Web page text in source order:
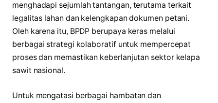
menghadapi sejumlah tantangan, terutama terkait
legalitas lahan dan kelengkapan dokumen petani.
Oleh karena itu, BPDP berupaya keras melalui
berbagai strategi kolaboratif untuk mempercepat
proses dan memastikan keberlanjutan sektor kelapa
sawit nasional.
Untuk mengatasi berbagai hambatan dan